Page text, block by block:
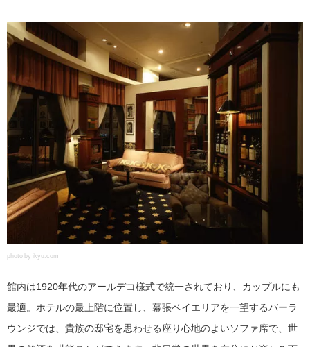
photo by ikyu.com
館内は1920年代のアールデコ様式で統一されており、カップルにも
最適。ホテルの最上階に位置し、幕張ベイエリアを一望するバーラ
ウンジでは、貴族の邸宅を思わせる座り心地のよいソファ席で、世